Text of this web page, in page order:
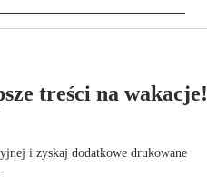
treści na wakacje!
i zyskaj dodatkowe drukowane